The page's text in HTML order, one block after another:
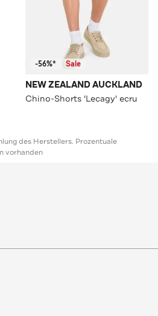
-56%* Sale
NEW ZEALAND AUCKLAND
Chino-Shorts 'Lecagy' ecru
des Herstellers. Prozentuale
vorhanden